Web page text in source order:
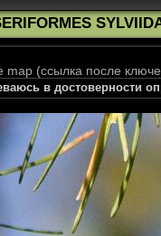
map (ссылка после
в достоверности